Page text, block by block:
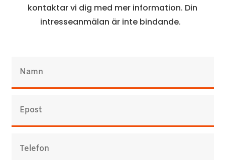
kontaktar vi dig med mer information. Din
intresseanmälan är inte bindande.